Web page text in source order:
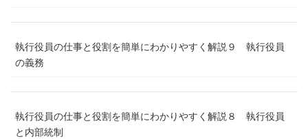
執行役員の仕事と役割を簡単にわかりやすく解説９ 執行役員
の義務
執行役員の仕事と役割を簡単にわかりやすく解説８ 執行役員
と内部統制